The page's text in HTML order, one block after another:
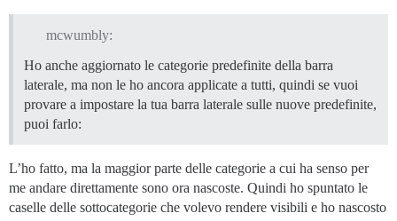
mcwumbly:
Ho anche aggiornato le categorie predefinite della barra
laterale, ma non le ho ancora applicate a tutti, quindi se vuoi
provare a impostare la tua barra laterale sulle nuove predefinite,
puoi farlo:
L’ho fatto, ma la maggior parte delle categorie a cui ha senso per
me andare direttamente sono ora nascoste. Quindi ho spuntato le
caselle delle sottocategorie che volevo rendere visibili e ho nascosto